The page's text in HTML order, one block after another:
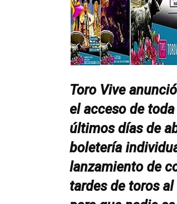
Toro Vive
el acceso de
últimos días de
boletería
lanzamiento de
tardes de toros